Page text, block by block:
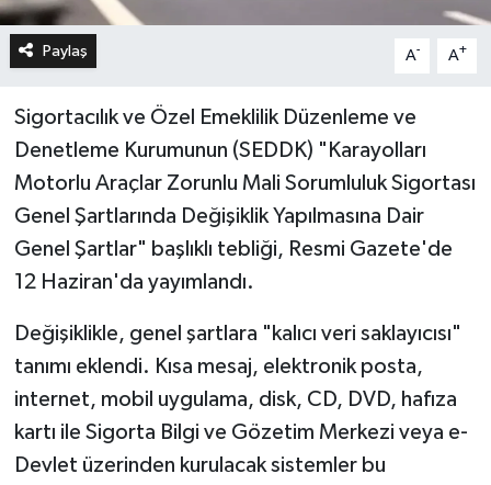
Paylaş A- A+
Sigortacılık ve Özel Emeklilik Düzenleme ve
Denetleme Kurumunun (SEDDK) "Karayolları
Motorlu Araçlar Zorunlu Mali Sorumluluk Sigortası
Genel Şartlarında Değişiklik Yapılmasına Dair
Genel Şartlar" başlıklı tebliği, Resmi Gazete'de
12 Haziran'da yayımlandı.
Değişiklikle, genel şartlara "kalıcı veri saklayıcısı"
tanımı eklendi. Kısa mesaj, elektronik posta,
internet, mobil uygulama, disk, CD, DVD, hafıza
kartı ile Sigorta Bilgi ve Gözetim Merkezi veya e-
Devlet üzerinden kurulacak sistemler bu